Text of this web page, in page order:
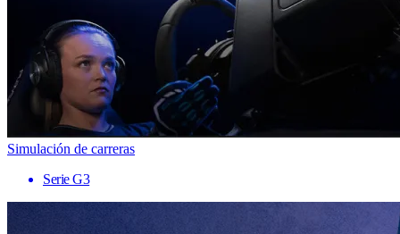
Simulación de carreras
Serie G3